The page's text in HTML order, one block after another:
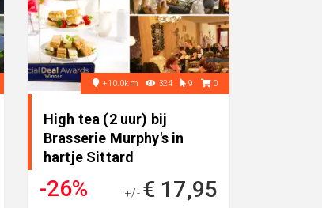
+10.0km 324 9 0
High tea (2 uur) bij
Brasserie Murphy's in
hartje Sittard
-26% +/- € 17,95